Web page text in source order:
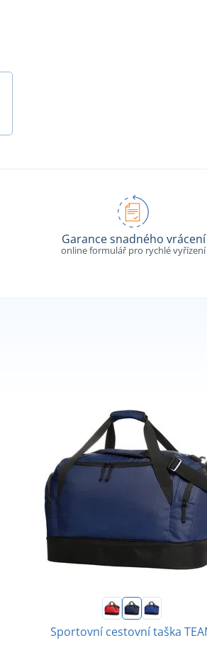
Garance snadného vrácení
online formulář pro rychlé vyřízení
Sportovní cestovní taška